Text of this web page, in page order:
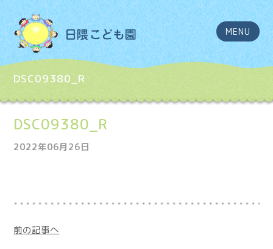
MENU
DSC09380_R
DSC09380_R
2022年06月26日
前の記事へ